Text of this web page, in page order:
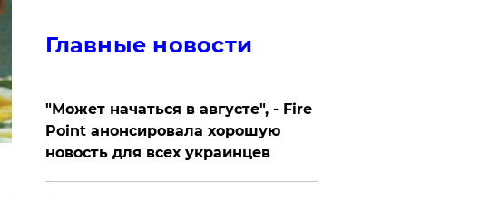
Главные новости
"Может начаться в августе", - Fire
Point анонсировала хорошую
новость для всех украинцев